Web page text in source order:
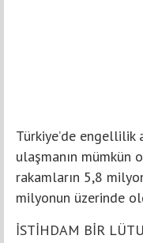
Türkiye’de engellilik
ulaşmanın mümkün
rakamların 5,8
milyonun üzerinde
İSTİHDAM BİR